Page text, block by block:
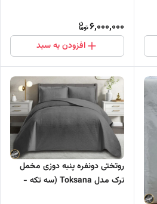
6,000,000
افزودن به سبد
روتختی دونفره پنبه دوزی مخمل
ترک مدل Toksana (سه تکه -